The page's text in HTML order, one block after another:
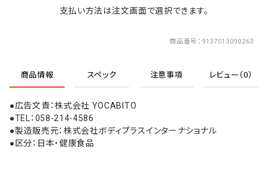
支払い方法は注文画面で選択できます。
商品番号 9137513090263
商品情報 スペック 注意事項 レビュー（0）
●広告文責：株式会社 YOCABITO
●TEL：058-214-4586
●製造販売元：株式会社ボディプラスインターナショナル
●区分：日本・健康食品